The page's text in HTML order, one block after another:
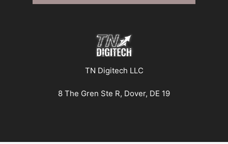
TN Digitech LLC
8 The Gren Ste R, Dover, DE 19